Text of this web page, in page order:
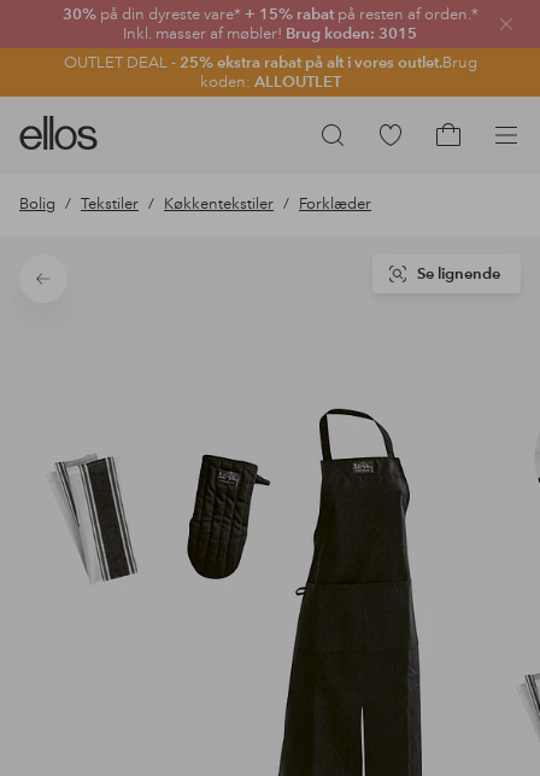
30% på din dyreste vare* + 15% rabatpå resten af orden.*
Inkl. masser af møbler! Brug koden: 3015
OUTLET DEAL - 25% ekstra rabat på alt i vores outlet.Brug
koden: ALLOUTLET
Luk
Søg
Ellos
logo
gå
forsiden
Gå
Bolig Tekstiler Køkkentekstiler Forklæder
Tilbage
Se lignende